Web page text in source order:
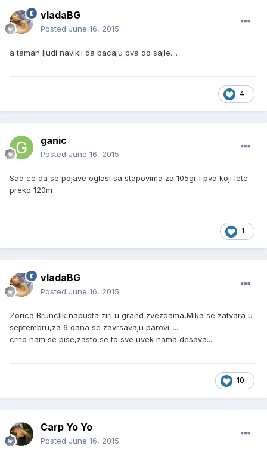
vladaBG
Posted June 16, 2015
a taman ljudi navikli da bacaju pva do sajle....
4
ganic
Posted June 16, 2015
Sad ce da se pojave oglasi sa stapovima za 105gr i pva koji lete
preko 120m
1
vladaBG
Posted June 16, 2015
Zorica Brunclik napusta ziri u grand zvezdama,Mika se zatvara u
septembru,za 6 dana se zavrsavaju parovi.....
crno nam se pise,zasto se to sve uvek nama desava....
10
Carp Yo Yo
Posted June 16, 2015